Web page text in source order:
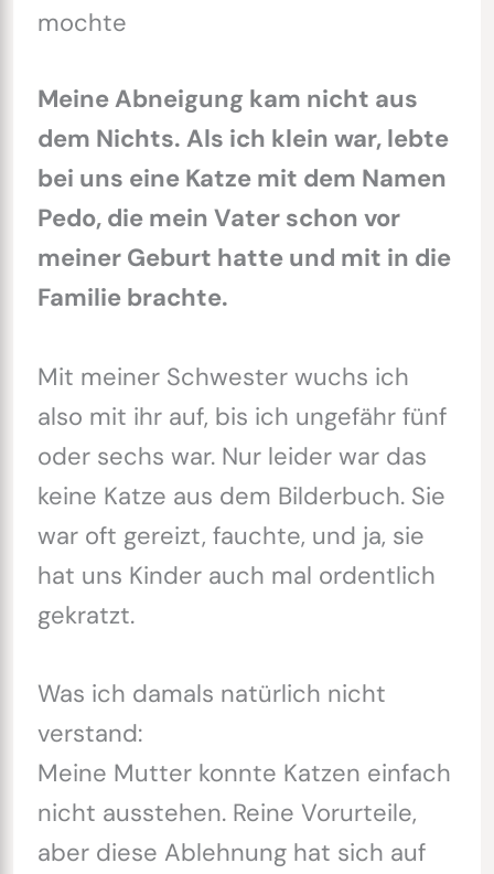
mochte
Meine Abneigung kam nicht aus
dem Nichts. Als ich klein war, lebte
bei uns eine Katze mit dem Namen
Pedo, die mein Vater schon vor
meiner Geburt hatte und mit in die
Familie brachte.
Mit meiner Schwester wuchs ich
also mit ihr auf, bis ich ungefähr fünf
oder sechs war. Nur leider war das
keine Katze aus dem Bilderbuch. Sie
war oft gereizt, fauchte, und ja, sie
hat uns Kinder auch mal ordentlich
gekratzt.
Was ich damals natürlich nicht
verstand:
Meine Mutter konnte Katzen einfach
nicht ausstehen. Reine Vorurteile,
aber diese Ablehnung hat sich auf